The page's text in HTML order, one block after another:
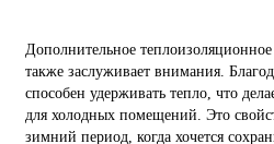
Дополнительное
также заслуживает внимания.
способен удерживать тепло, что
для холодных помещений. Это
зимний период, когда хочется